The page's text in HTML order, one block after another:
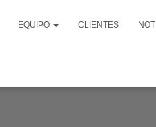
EQUIPO CLIENTES